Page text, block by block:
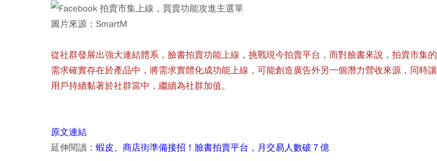
圖片來源：SmartM
從社群發展出強大連結體系，臉書拍賣功能上線，挑戰現今拍賣平台，而對臉書來說，拍賣市集的
需求確實存在於產品中，將需求實體化成功能上線，可能創造廣告外另一個潛力營收來源，同時讓
用戶持續黏著於社群當中，繼續為社群加值。
原文連結
延伸閱讀： 蝦皮、商店街準備接招！臉書拍賣平台，月交易人數破７億